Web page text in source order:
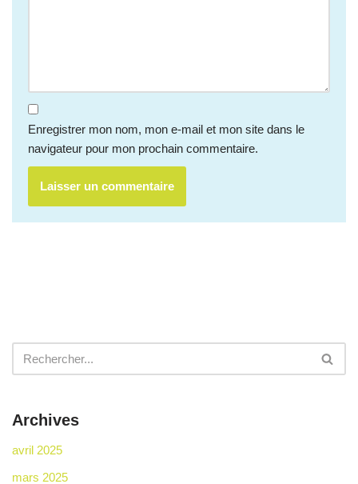
Enregistrer mon nom, mon e-mail et mon site dans le
navigateur pour mon prochain commentaire.
Archives
avril 2025
mars 2025